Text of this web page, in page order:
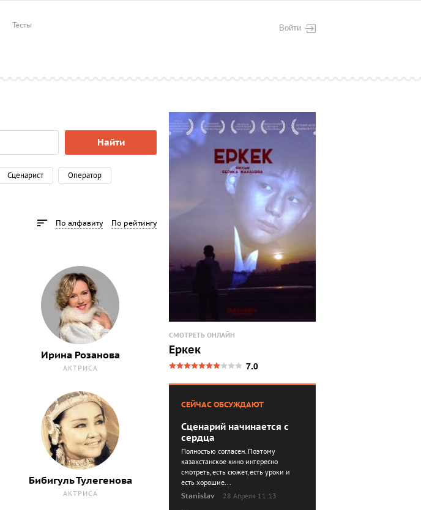
Войти
Тесты
Найти
Сценарист Оператор
По алфавиту По рейтингу
Ирина Розанова
АКТРИСА
Бибигуль Тулегенова
АКТРИСА
СМОТРЕТЬ ОНЛАЙН
Еркек
7.0
СЕЙЧАС ОБСУЖДАЮТ
Сценарий начинается с
сердца
Полностью согласен. Поэтому
казахстанское кино интересно
смотреть, есть сюжет, есть уроки и
есть хорошие...
Stanislav
28 Апреля 11:13